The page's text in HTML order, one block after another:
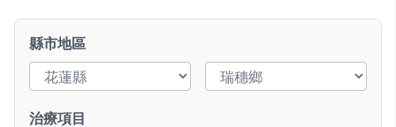
縣市地區
治療項目